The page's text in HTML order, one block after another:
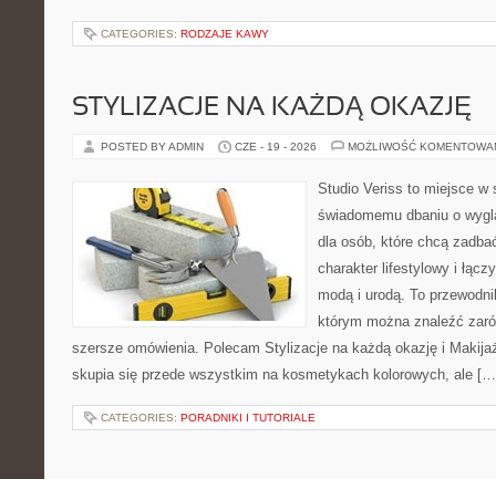
CATEGORIES: RODZAJE KAWY
STYLIZACJE NA KAŻDĄ OKAZJĘ
POSTED BY ADMIN CZE - 19 - 2026 MOŻLIWOŚĆ
Studio Veriss to miejsce w
świadomemu dbaniu o
dla osób, które chcą
charakter lifestylowy i
modą i urodą. To
którym można znaleźć
szersze omówienia. Polecam Stylizacje na każdą okazję i
skupia się przede wszystkim na kosmetykach kolorowych, ale
CATEGORIES: PORADNIKI I TUTORIALE